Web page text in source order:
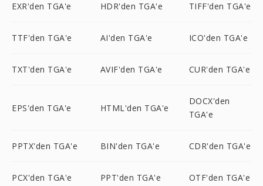
EXR'den TGA'e HDR'den TGA'e TIFF'den TGA'e
TTF'den TGA'e AI'den TGA'e ICO'den TGA'e
TXT'den TGA'e AVIF'den TGA'e CUR'den TGA'e
EPS'den TGA'e HTML'den TGA'e
DOCX'den
TGA'e
PPTX'den TGA'e BIN'den TGA'e CDR'den TGA'e
PCX'den TGA'e PPT'den TGA'e OTF'den TGA'e